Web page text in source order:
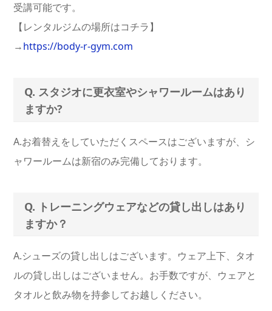
受講可能です。
【レンタルジムの場所はコチラ】
→https://body-r-gym.com
Q. スタジオに更衣室やシャワールームはあり
ますか?
A.お着替えをしていただくスペースはございますが、シ
ャワールームは新宿のみ完備しております。
Q. トレーニングウェアなどの貸し出しはあり
ますか？
A.シューズの貸し出しはございます。ウェア上下、タオ
ルの貸し出しはございません。お手数ですが、ウェアと
タオルと飲み物を持参してお越しください。